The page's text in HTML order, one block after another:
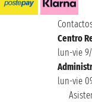
Centro
lun-vie
lun-vie